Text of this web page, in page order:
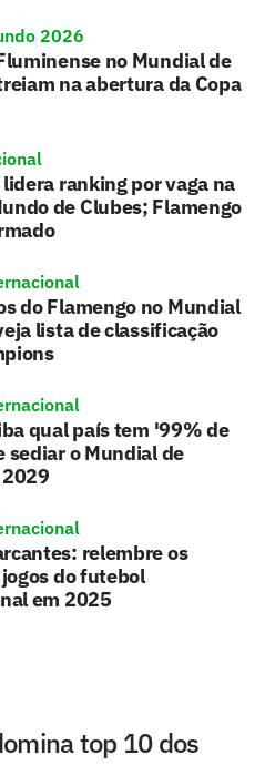
2026
no Mundial de
na abertura da Copa
ranking por vaga na
de Clubes; Flamengo
do Flamengo no Mundial
lista de classificação
qual país tem '99% de
sediar o Mundial de
relembre os
do futebol
em 2025
top 10 dos